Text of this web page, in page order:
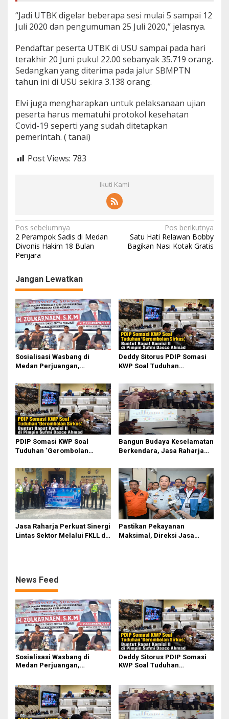
“Jadi UTBK digelar beberapa sesi mulai 5 sampai 12
Juli 2020 dan pengumuman 25 Juli 2020,” jelasnya.
Pendaftar peserta UTBK di USU sampai pada hari
terakhir 20 Juni pukul 22.00 sebanyak 35.719 orang.
Sedangkan yang diterima pada jalur SBMPTN
tahun ini di USU sekira 3.138 orang.
Elvi juga mengharapkan untuk pelaksanaan ujian
peserta harus mematuhi protokol kesehatan
Covid-19 seperti yang sudah ditetapkan
pemerintah. ( tanai)
Post Views: 783
Ikuti Kami
N
a
v
i
g
a
s
i
p
o
s
Pos sebelumnya
2 Perampok Sadis di Medan
Divonis Hakim 18 Bulan
Penjara
Pos berikutnya
Satu Hati Relawan Bobby
Bagikan Nasi Kotak Gratis
Jangan Lewatkan
Sosialisasi Wasbang di
Medan Perjuangan,
Perjuangkan Ruang Bermain
Anak
Deddy Sitorus PDIP Somasi
KWP Soal Tuduhan
Rapat Komisi II Dipimpin
Sufmi Dasco Ahmad
PDIP Somasi KWP Soal
Tuduhan ‘Gerombolan
II Dipimpin Sufmi Dasco
Ahmad
Bangun Budaya Keselamatan
Berkendara, Jasa Raharja
Pasifik Medan Industri
Jasa Raharja Perkuat Sinergi
Lintas Sektor Melalui FKLL di
Pastikan Pekayanan
Maksimal, Direksi Jasa
News Feed
Sosialisasi Wasbang di
Medan Perjuangan,
Anak
Deddy Sitorus PDIP Somasi
KWP Soal Tuduhan
Sufmi Dasco Ahmad